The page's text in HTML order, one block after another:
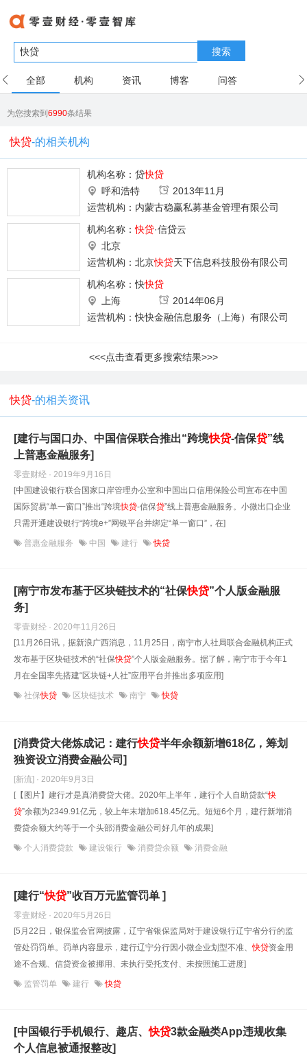
搜索
全部 机构 资讯 博客 问答
为您搜索到6990条结果
快贷-的相关机构
机构名称： 贷快贷
呼和浩特
2013年11月
运营机构：内蒙古稳赢私募基金管理有限公司
机构名称：快贷·信贷云
北京
运营机构：北京快贷天下信息科技股份有限公司
机构名称：快快贷
上海
2014年06月
运营机构：快快金融信息服务（上海）有限公司
<<<点击查看更多搜索结果>>>
快贷-的相关资讯
[建行与国口办、中国信保联合推出“跨境快贷-信保贷”线
上普惠金融服务]
零壹财经 · 2019年9月16日
[中国建设银行联合国家口岸管理办公室和中国出口信用保险公司宣布在中国
国际贸易“单一窗口”推出“跨境快贷-信保贷”线上普惠金融服务。小微出口企业
只需开通建设银行“跨境e+”网银平台并绑定“单一窗口”，在]
普惠金融服务 中国 建行 快贷
[南宁市发布基于区块链技术的“社保快贷”个人版金融服
务]
零壹财经 · 2020年11月26日
[11月26日讯，据新浪广西消息，11月25日，南宁市人社局联合金融机构正式
发布基于区块链技术的“社保快贷”个人版金融服务。据了解，南宁市于今年1
月在全国率先搭建“区块链+人社”应用平台并推出多项应用]
社保快贷 区块链技术 南宁 快贷
[消费贷大佬炼成记：建行快贷半年余额新增618亿，筹划
独资设立消费金融公司]
[新流] · 2020年9月3日
[【图片】建行才是真消费贷大佬。2020年上半年，建行个人自助贷款“快
贷”余额为2349.91亿元，较上年末增加618.45亿元。短短6个月，建行新增消
费贷余额大约等于一个头部消费金融公司好几年的成果]
个人消费贷款 建设银行 消费贷余额 消费金融
[建行“快贷”收百万元监管罚单 ]
零壹财经 · 2020年5月26日
[5月22日，银保监会官网披露，辽宁省银保监局对于建设银行辽宁省分行的监
管处罚罚单。罚单内容显示，建行辽宁分行因小微企业划型不准、快贷资金用
途不合规、信贷资金被挪用、未执行受托支付、未按照施工进度]
监管罚单 建行 快贷
[中国银行手机银行、趣店、快贷3款金融类App违规收集
个人信息被通报整改]